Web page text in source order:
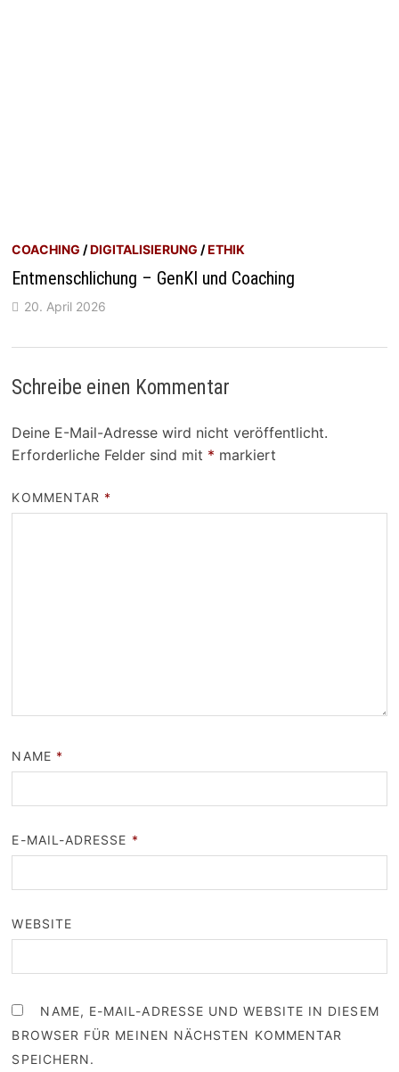
COACHING /DIGITALISIERUNG /ETHIK
Entmenschlichung – GenKI und Coaching
20. April 2026
Schreibe einen Kommentar
Deine E-Mail-Adresse wird nicht veröffentlicht.
Erforderliche Felder sind mit * markiert
KOMMENTAR *
NAME *
E-MAIL-ADRESSE *
WEBSITE
NAME, E-MAIL-ADRESSE UND WEBSITE IN DIESEM
BROWSER FÜR MEINEN NÄCHSTEN KOMMENTAR
SPEICHERN.